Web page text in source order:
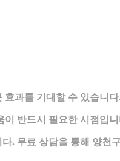
효과를 기대할 수 있습니
이 반드시 필요한 시점입
. 무료 상담을 통해 양천